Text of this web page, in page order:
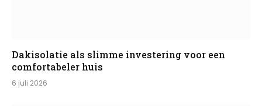
Dakisolatie als slimme investering voor een
comfortabeler huis
6 juli 2026